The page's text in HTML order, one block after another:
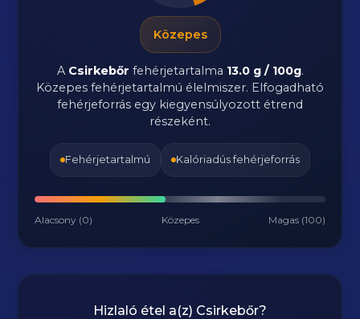
Közepes
A Csirkebőr fehérjetartalma 13.0 g / 100g.
Közepes fehérjetartalmú élelmiszer. Elfogadható
fehérjeforrás egy kiegyensúlyozott étrend
részeként.
Fehérjetartalmú Kalóriadús fehérjeforrás
Alacsony (0) Közepes Magas (100)
Hizlaló étel a(z) Csirkebőr?